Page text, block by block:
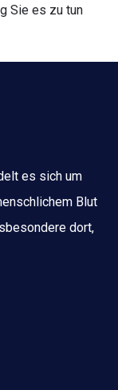
Sie es zu tun
es sich um
Blut
dort,